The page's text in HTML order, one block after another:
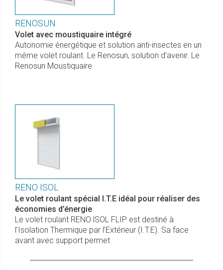
RENOSUN
Volet avec moustiquaire intégré
Autonomie énergétique et solution anti-insectes en un
même volet roulant. Le Renosun, solution d’avenir. Le
Renosun Moustiquaire
RENO ISOL
Le volet roulant spécial I.T.E idéal pour réaliser des
économies d’énergie
Le volet roulant RENO lSOL FLIP est destiné à
l’Isolation Thermique par l’Extérieur (I.T.E). Sa face
avant avec support permet